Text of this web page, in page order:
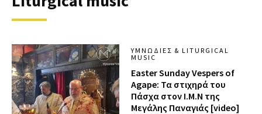
ΥΜΝΩΔΊΕΣ & LITURGICAL
MUSIC
Easter Sunday Vespers of
Agape: Τα στιχηρά του
Πάσχα στον Ι.Μ.Ν της
Μεγάλης Παναγιάς [video]